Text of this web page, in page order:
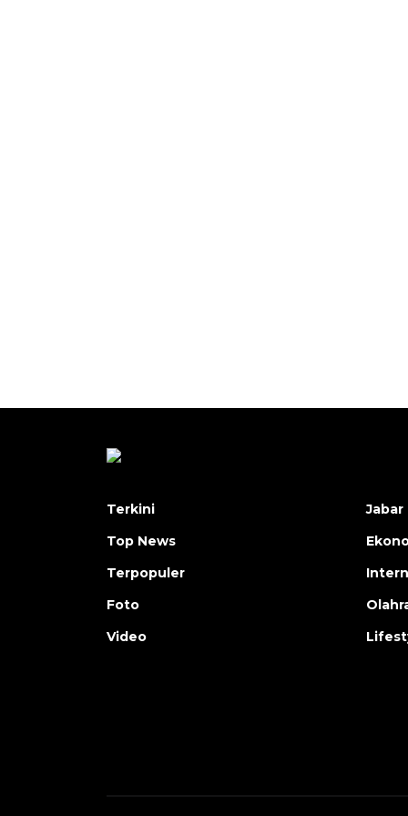
Terkini
Top News
Terpopuler
Foto
Video